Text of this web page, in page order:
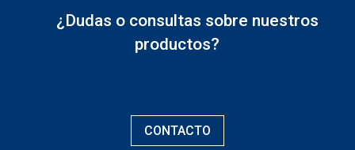
¿Dudas o consultas sobre nuestros
productos?
CONTACTO